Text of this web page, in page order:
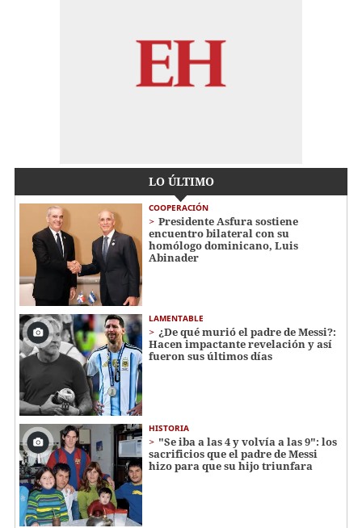
LO ÚLTIMO
COOPERACIÓN
Presidente Asfura sostiene
encuentro bilateral con su
homólogo dominicano, Luis
Abinader
LAMENTABLE
¿De qué murió el padre de Messi?:
Hacen impactante revelación y así
fueron sus últimos días
HISTORIA
"Se iba a las 4 y volvía a las 9": los
sacrificios que el padre de Messi
hizo para que su hijo triunfara